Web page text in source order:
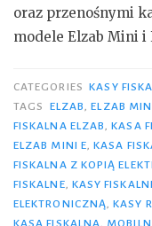
oraz przenośnymi
modele Elzab Mini i
CATEGORIES KASY
TAGS
ELZAB,ELZAB
FISKALNA ELZAB,KASA
ELZAB MINI E,KASA
FISKALNA Z KOPIĄ
FISKALNE, KASY
ELEKTRONICZNĄ,KASY